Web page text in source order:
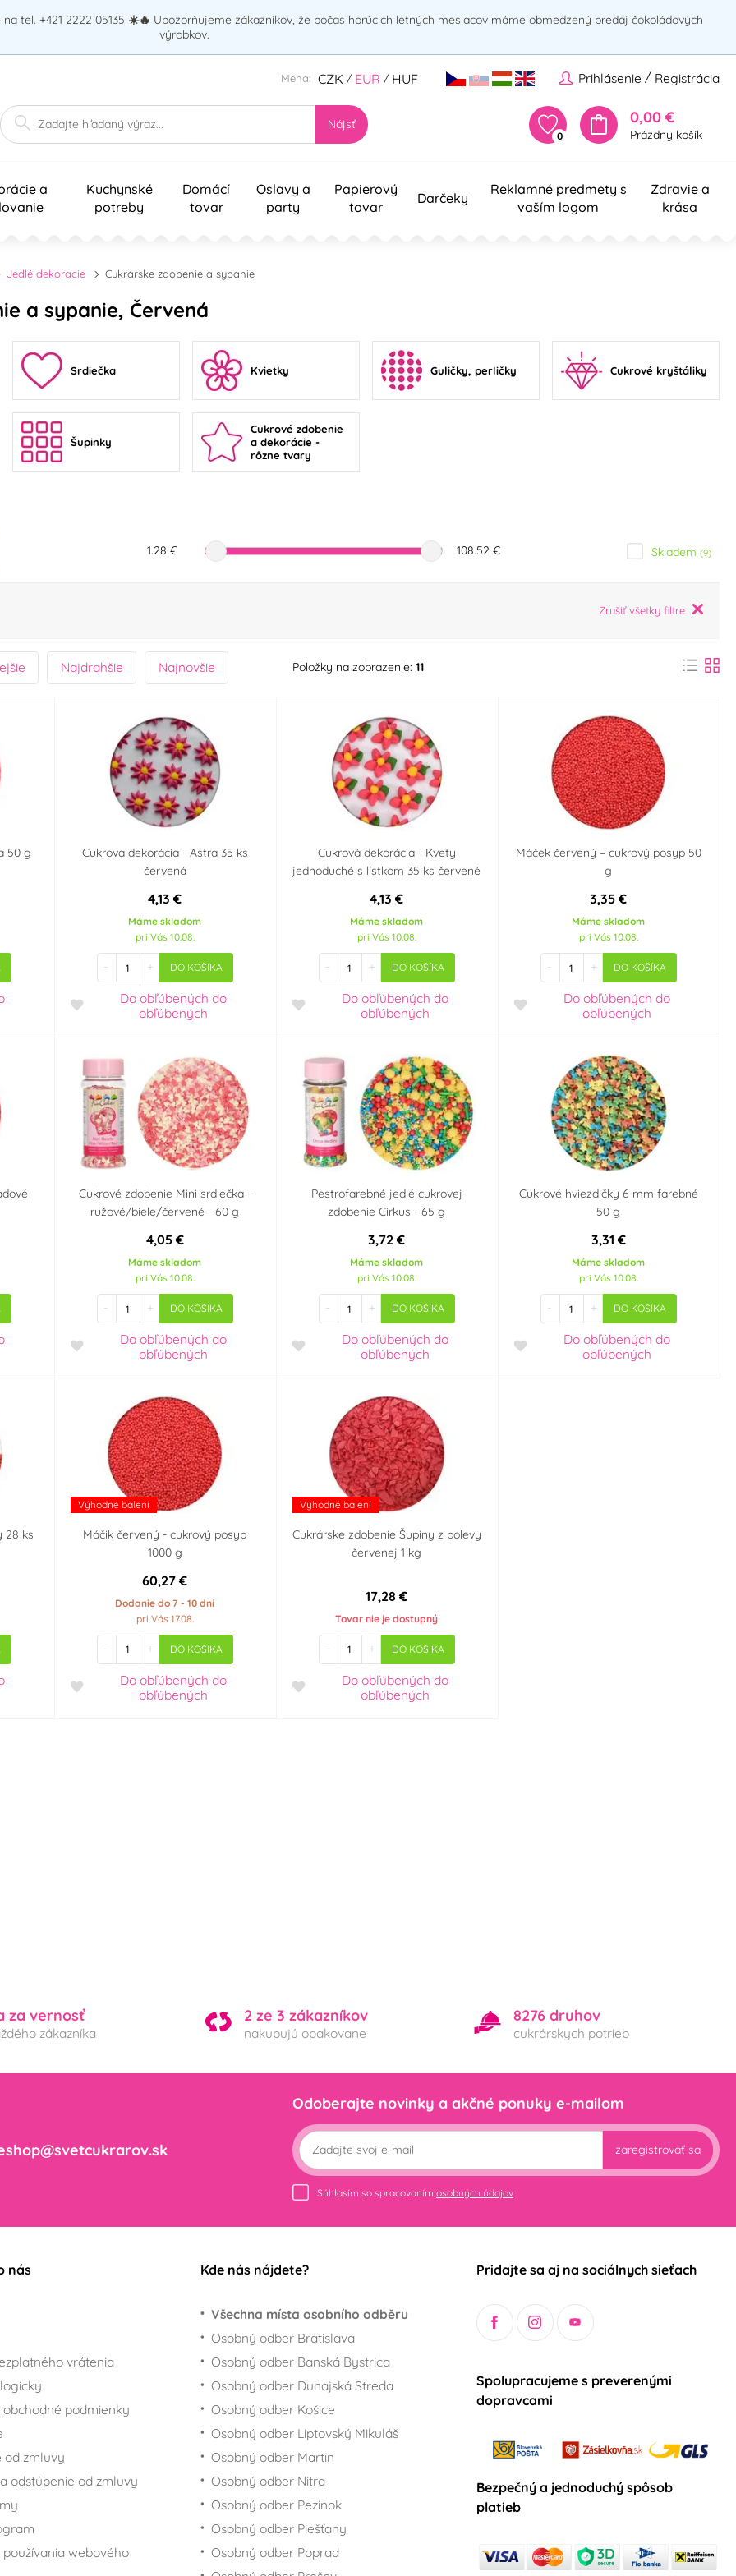
tel. +421 2222 05135 ☀️🔥 Upozorňujeme zákazníkov, že počas horúcich letných mesiacov máme obmedzený predaj čokoládových
výrobkov.
Prihlásenie / Registrácia
Mena: CZK / EUR / HUF
Nájsť
0
0,00 €
Prázdny košík
a
Kuchynské
potreby
Domácí
tovar
Oslavy a
party
Papierový
tovar
Darčeky
Reklamné predmety s
vaším logom
Zdravie a
krása
Jedlé dekoracie Cukrárske zdobenie a sypanie
a sypanie, Červená
Srdiečka Kvietky Guličky, perličky Cukrové kryštáliky
Šupinky
Cukrové zdobenie
a dekorácie -
rôzne tvary
1.28 € 108.52 € Skladem (9)
Zrušiť všetky filtre
Najdrahšie Najnovšie Položky na zobrazenie: 11
50 g
Cukrová dekorácia - Astra 35 ks
červená
4,13 €
Máme skladom
pri Vás 10.08.
- + DO KOŠÍKA
Do obľúbenýchdo
obľúbených
Cukrová dekorácia - Kvety
jednoduché s lístkom 35 ks červené
4,13 €
Máme skladom
pri Vás 10.08.
- + DO KOŠÍKA
Do obľúbenýchdo
obľúbených
Máček červený – cukrový posyp 50
g
3,35 €
Máme skladom
pri Vás 10.08.
- + DO KOŠÍKA
Do obľúbenýchdo
obľúbených
Cukrové zdobenie Mini srdiečka -
ružové/biele/červené - 60 g
4,05 €
Máme skladom
pri Vás 10.08.
- + DO KOŠÍKA
Do obľúbenýchdo
obľúbených
Pestrofarebné jedlé cukrovej
zdobenie Cirkus - 65 g
3,72 €
Máme skladom
pri Vás 10.08.
- + DO KOŠÍKA
Do obľúbenýchdo
obľúbených
Cukrové hviezdičky 6 mm farebné
50 g
3,31 €
Máme skladom
pri Vás 10.08.
- + DO KOŠÍKA
Do obľúbenýchdo
obľúbených
28 ks
Výhodné balení
Máčik červený - cukrový posyp
1000 g
60,27 €
Dodanie do 7 - 10 dní
pri Vás 17.08.
- + DO KOŠÍKA
Do obľúbenýchdo
obľúbených
Výhodné balení
Cukrárske zdobenie Šupiny z polevy
červenej 1 kg
17,28 €
Tovar nie je dostupný
- + DO KOŠÍKA
Do obľúbenýchdo
obľúbených
za vernosť
zákazníka
2 ze 3 zákazníkov
nakupujú opakovane
8276 druhov
cukrárskych potrieb
Odoberajte novinky a akčné ponuky e-mailom
zaregistrovať sa
Súhlasím so spracovaním osobných údajov
nás
vrátenia
obchodné podmienky
od zmluvy
odstúpenie od zmluvy
webového
Kde nás nájdete?
Všechna místa osobního odběru
Osobný odber Bratislava
Osobný odber Banská Bystrica
Osobný odber Dunajská Streda
Osobný odber Košice
Osobný odber Liptovský Mikuláš
Osobný odber Martin
Osobný odber Nitra
Osobný odber Pezinok
Osobný odber Piešťany
Osobný odber Poprad
Pridajte sa aj na sociálnych sieťach
Spolupracujeme s preverenými
dopravcami
Bezpečný a jednoduchý spôsob
platieb